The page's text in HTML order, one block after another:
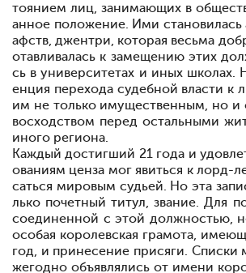
тоянием лиц, занимающих в
анное положение. Ими становилась
афств, джентри, которая весьма
отавливалась к замещению этих
сь в университетах и иных школах.
енция перехода судебной власти к
им не только имущественным, но и
восходством перед остальными
иного региона.
Каждый достигший 21 года и
ованиям ценза мог явиться к лорд-
саться мировым судьей. Но эта
лько почетный титул, звание. Для
соединенной с этой должностью,
особая королевская грамота,
год, и принесение присяги. Списки
жегодно объявлялись от имени